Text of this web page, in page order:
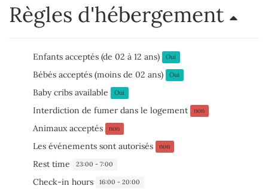
Règles d'hébergement
Enfants acceptés (de 02 à 12 ans) Oui
Bébés acceptés (moins de 02 ans) Oui
Baby cribs available Oui
Interdiction de fumer dans le logement non
Animaux acceptés non
Les événements sont autorisés non
Rest time 23:00 - 7:00
Check-in hours 16:00 - 20:00